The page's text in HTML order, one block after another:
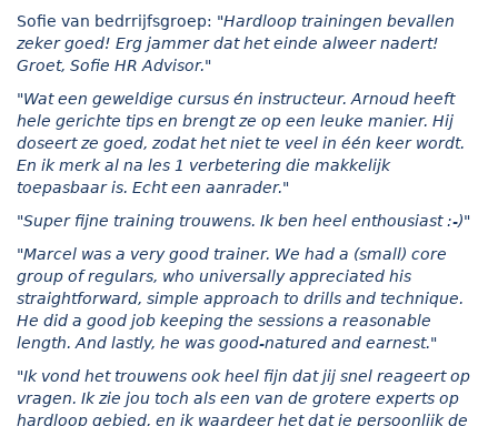
Sofie van bedrrijfsgroep: "Hardloop trainingen bevallen
zeker goed! Erg jammer dat het einde alweer nadert!
Groet, Sofie HR Advisor."
"Wat een geweldige cursus én instructeur. Arnoud heeft
hele gerichte tips en brengt ze op een leuke manier. Hij
doseert ze goed, zodat het niet te veel in één keer wordt.
En ik merk al na les 1 verbetering die makkelijk
toepasbaar is. Echt een aanrader."
"Super fijne training trouwens. Ik ben heel enthousiast :-)"
"Marcel was a very good trainer. We had a (small) core
group of regulars, who universally appreciated his
straightforward, simple approach to drills and technique.
He did a good job keeping the sessions a reasonable
length. And lastly, he was good-natured and earnest."
"Ik vond het trouwens ook heel fijn dat jij snel reageert op
vragen. Ik zie jou toch als een van de grotere experts op
hardloop gebied, en ik waardeer het dat je persoonlijk de